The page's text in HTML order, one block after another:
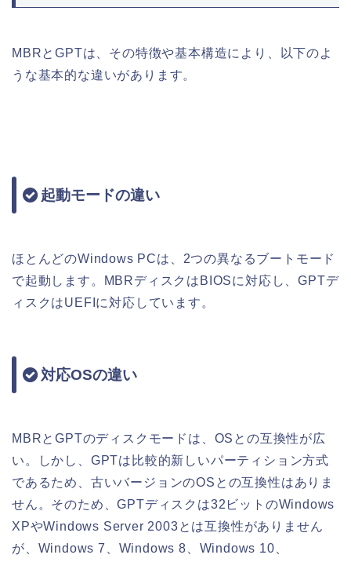
MBRとGPTは、その特徴や基本構造により、以下のよ
うな基本的な違いがあります。
起動モードの違い
ほとんどのWindows PCは、2つの異なるブートモード
で起動します。MBRディスクはBIOSに対応し、GPTデ
ィスクはUEFIに対応しています。
対応OSの違い
MBRとGPTのディスクモードは、OSとの互換性が広
い。しかし、GPTは比較的新しいパーティション方式
であるため、古いバージョンのOSとの互換性はありま
せん。そのため、GPTディスクは32ビットのWindows
XPやWindows Server 2003とは互換性がありません
が、Windows 7、Windows 8、Windows 10、